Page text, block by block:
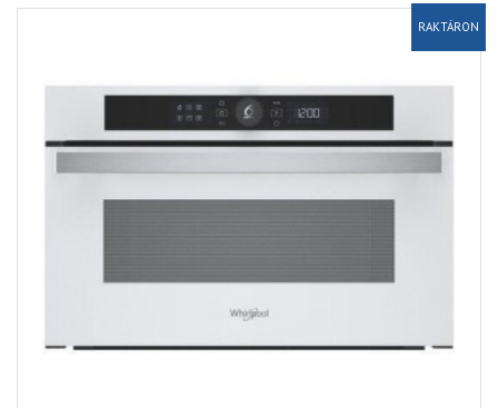
RAKTÁRON